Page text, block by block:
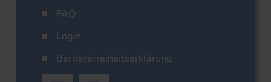
FAQ
Login
Barrierefreiheitserklärung